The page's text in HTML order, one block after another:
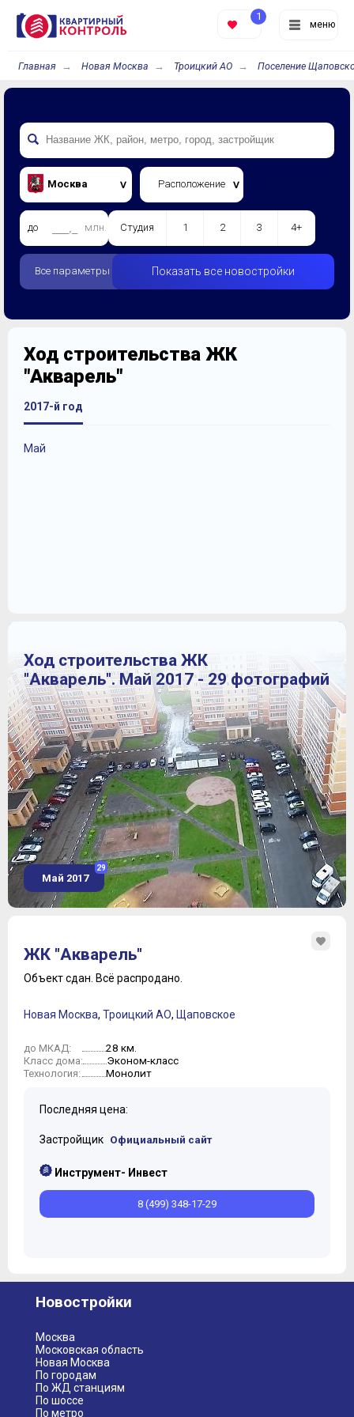
меню
1
Главная Новая Москва Троицкий АО Поселение
Москва Расположение
до млн. Студия 1 2 3 4+
Все параметры Показать все новостройки
Ход строительства ЖК
"Акварель"
2017-й год
Май
Ход строительства ЖК
"Акварель". Май 2017 - 29 фотографий
Май 2017
29
ЖК "Акварель"
Объект сдан. Всё распродано.
Новая Москва, Троицкий АО, Щаповское
до МКАД: 28 км.
Класс дома: Эконом-класс
Технология: Монолит
Последняя цена:
Застройщик Официальный сайт
Инструмент- Инвест
8 (499) 348-17-29
Новостройки
Москва
Московская область
Новая Москва
По городам
По ЖД станциям
По шоссе
По метро